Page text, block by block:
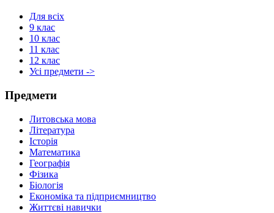
Для всіх
9 клас
10 клас
11 клас
12 клас
Усі предмети ->
Предмети
Литовська мова
Література
Історія
Математика
Географія
Фізика
Біологія
Економіка та підприємництво
Життєві навички